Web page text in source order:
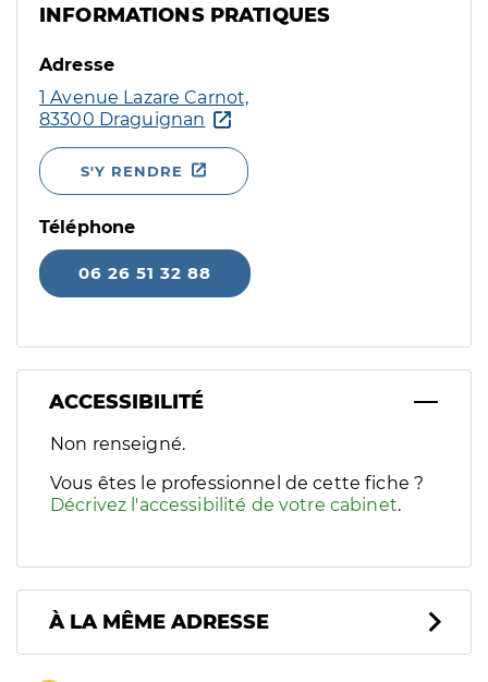
INFORMATIONS PRATIQUES
Adresse
1 Avenue Lazare Carnot,
83300 Draguignan
S'Y RENDRE
Téléphone
06 26 51 32 88
ACCESSIBILITÉ
Filtres
Sélectionnez un ou plusieurs handicaps/besoins
Non renseigné.
Vous êtes le professionnel de cette fiche ?
Décrivez l'accessibilité de votre cabinet.
À LA MÊME ADRESSE